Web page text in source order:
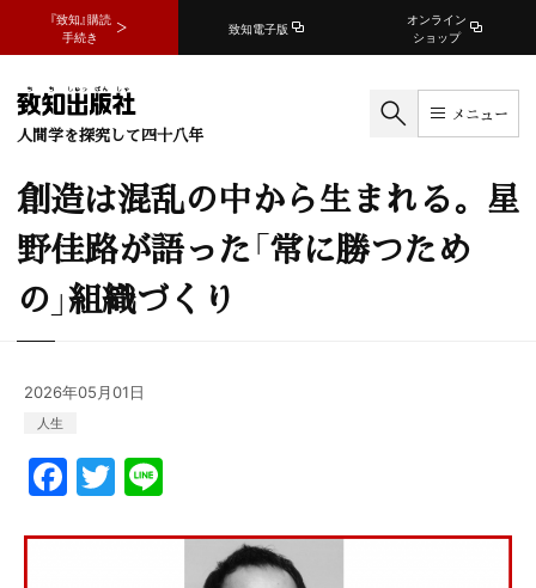
『致知』購読
手続き
致知電子版
オンライン
ショップ
人間学を探究して四十八年
メニュー
創造は混乱の中から生まれる。星
野佳路が語った「常に勝つため
の」組織づくり
2026年05月01日
人生
F
a
c
T
w
itte